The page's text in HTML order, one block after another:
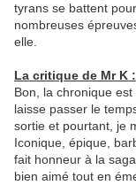
tyrans se battent
nombreuses
elle.
La critique de Mr K :
Bon, la chronique
laisse passer le
sortie et pourtant, je
Iconique, épique,
fait honneur à la
bien aimé tout en